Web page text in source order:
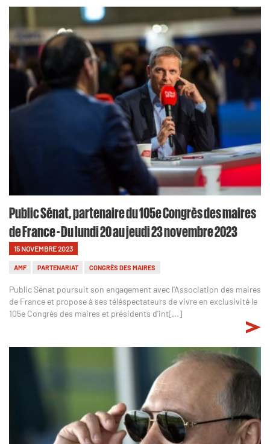
Public Sénat, partenaire du 105e Congrès des maires
de France - Du lundi 20 au jeudi 23 novembre 2023
15 NOVEMBRE 2023
AMF PARTENARIAT CONGRÈS DES MAIRES
Public Sénat poursuit son engagement avec l'Association des maires
de France et propose à ses téléspectateurs de vivre en exclusivité le
105e Congrès des maires et présidents d'int[...]